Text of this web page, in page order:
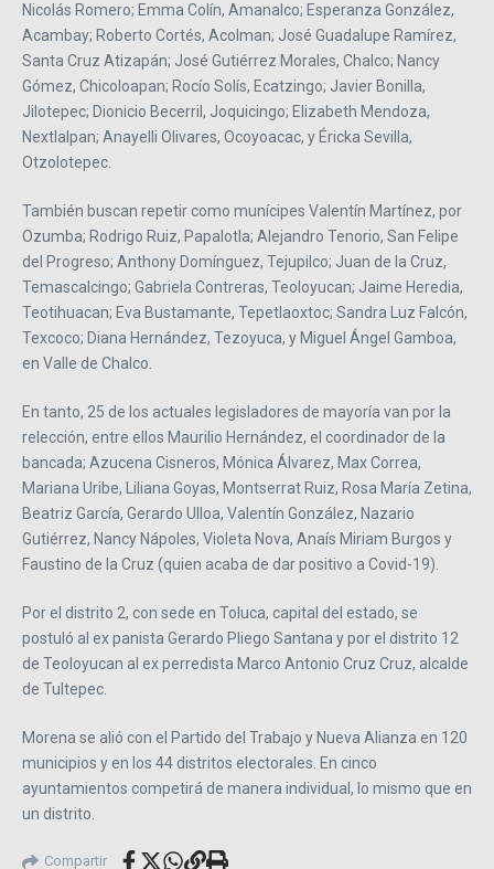
Nicolás Romero; Emma Colín, Amanalco; Esperanza González,
Acambay; Roberto Cortés, Acolman; José Guadalupe Ramírez,
Santa Cruz Atizapán; José Gutiérrez Morales, Chalco; Nancy
Gómez, Chicoloapan; Rocío Solís, Ecatzingo; Javier Bonilla,
Jilotepec; Dionicio Becerril, Joquicingo; Elizabeth Mendoza,
Nextlalpan; Anayelli Olivares, Ocoyoacac, y Éricka Sevilla,
Otzolotepec.
También buscan repetir como munícipes Valentín Martínez, por
Ozumba; Rodrigo Ruiz, Papalotla; Alejandro Tenorio, San Felipe
del Progreso; Anthony Domínguez, Tejupilco; Juan de la Cruz,
Temascalcingo; Gabriela Contreras, Teoloyucan; Jaime Heredia,
Teotihuacan; Eva Bustamante, Tepetlaoxtoc; Sandra Luz Falcón,
Texcoco; Diana Hernández, Tezoyuca, y Miguel Ángel Gamboa,
en Valle de Chalco.
En tanto, 25 de los actuales legisladores de mayoría van por la
relección, entre ellos Maurilio Hernández, el coordinador de la
bancada; Azucena Cisneros, Mónica Álvarez, Max Correa,
Mariana Uribe, Liliana Goyas, Montserrat Ruiz, Rosa María Zetina,
Beatriz García, Gerardo Ulloa, Valentín González, Nazario
Gutiérrez, Nancy Nápoles, Violeta Nova, Anaís Miriam Burgos y
Faustino de la Cruz (quien acaba de dar positivo a Covid-19).
Por el distrito 2, con sede en Toluca, capital del estado, se
postuló al ex panista Gerardo Pliego Santana y por el distrito 12
de Teoloyucan al ex perredista Marco Antonio Cruz Cruz, alcalde
de Tultepec.
Morena se alió con el Partido del Trabajo y Nueva Alianza en 120
municipios y en los 44 distritos electorales. En cinco
ayuntamientos competirá de manera individual, lo mismo que en
un distrito.
Compartir